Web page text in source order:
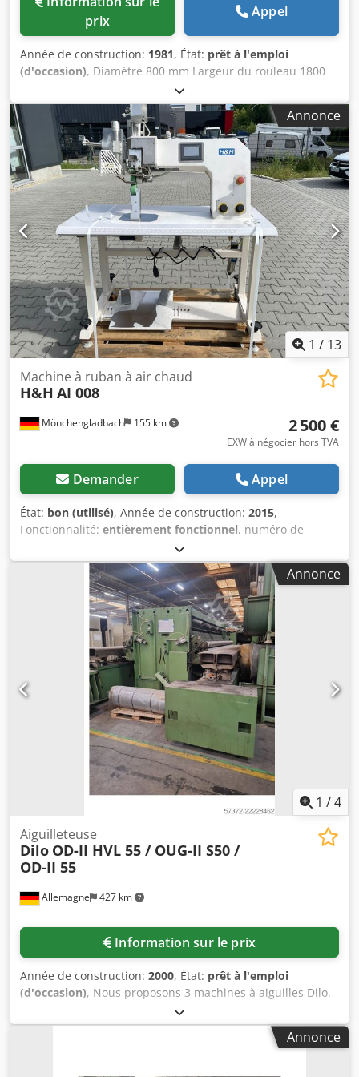
prix
Appel
Année de construction: 1981, État: prêt à l'emploi
(d'occasion), Diamètre 800 mm Largeur du rouleau 1800
mm Type de chauffage : vapeur saturée 0 Cjdpfx Asw Tm
Tiek Ujha Contenance 860 litres Pression 5 bars
Température max. 168 °C Dimensions L-l-H 2,2 x 0,8 x 0,8
m Au total 4 pièces, tambours de séchage Ø 800 mm,
chauffables à la vapeur, incl. paliers sur pieds, l’image n°4
montre le fonctionnement du cylindre sécheur,
Annonce
1 / 13
Mönchengladbach 155 km
Machine à ruban à air chaud
H&H AI 008
2 500 €
EXW à négocier hors TVA
Demander Appel
État: bon (utilisé), Année de construction: 2015,
Fonctionnalité: entièrement fonctionnel, numéro de
, Nous proposons à la vente cette
machine à air chaud pour l’application de rubans adhésifs,
modèle H&H AI 008, en bon état et fabriquée en 2015.
Fabricant : H&H Modèle : AI 008 Année de fabrication :
2015 État : bon ID de catégorie : 677 ID de type : 2467 Type
de machine : machine à air chaud pour l’application de
rubans adhésifs Si vous avez des questions ou si vous
souhaitez obtenir plus d’informations, n’hésitez pas à nous
envoyer un message ou à nous appeler. Chjdszdy Rbopfx
Ak Uja La machine est située dans notre usine de
Mönchengladbach et peut y être inspectée et testée
pendant les heures d’ouverture habituelles. Elle a été
utilisée dans notre production jusqu’à récemment et est
parfaitement adaptée à l’étanchéité des coutures.
Annonce
1 /4
Allemagne 427 km
Aiguilleteuse
Dilo OD-II HVL 55 / OUG-II S50 /
OD-II 55
Information sur le prix
Année de construction: 2000, État: prêt à l'emploi
(d'occasion), Nous proposons 3 machines à aiguilles Dilo.
1) Machine de pré- et post-aiguillage Dilo, DILOOM OD-II
HVL 55, année de fabrication : 2000, nombre de barres à
aiguilles : 2, largeur de travail : 5500 mm, fréquence de
Annonce